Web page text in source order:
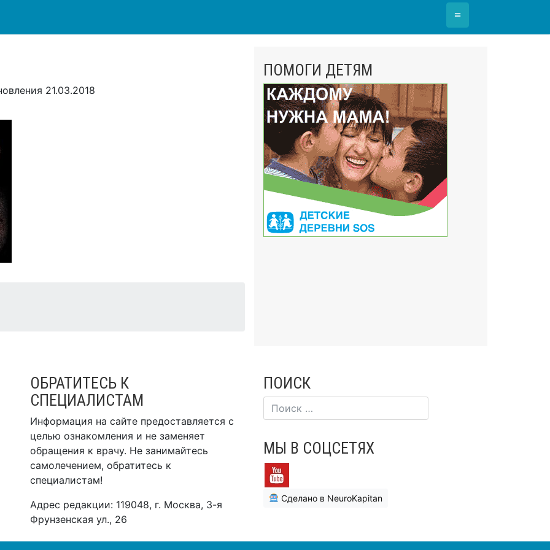
≡
21.03.2018
ПОМОГИ ДЕТЯМ
ОБРАТИТЕСЬ К
СПЕЦИАЛИСТАМ
Информация на сайте предоставляется с
целью ознакомления и не заменяет
обращения к врачу. Не занимайтесь
самолечением, обратитесь к
специалистам!
Адрес редакции: 119048, г. Москва, 3-я
Фрунзенская ул., 26
ПОИСК
МЫ В СОЦСЕТЯХ
Сделано в NeuroKapitan